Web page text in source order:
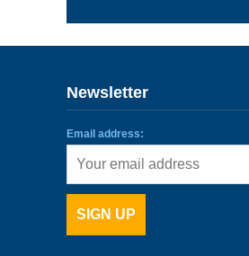
Newsletter
Email address: